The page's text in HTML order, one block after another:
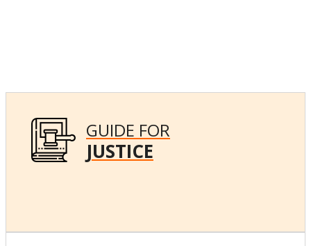
GUIDE FOR
JUSTICE